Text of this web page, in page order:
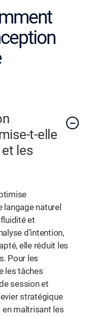
t-elle
et les
langage naturel
et
d’intention,
elle réduit les
Pour les
les tâches
session et
stratégique
en maîtrisant les